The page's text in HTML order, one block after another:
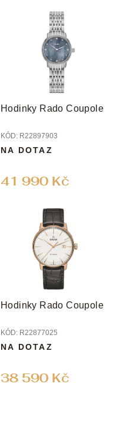
Hodinky Rado Coupole
KÓD: R22897903
41 990 Kč
NA DOTAZ
Hodinky Rado Coupole
KÓD: R22877025
38 590 Kč
NA DOTAZ